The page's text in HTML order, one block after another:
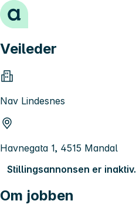
Hopp til innhold
Veileder
Nav Lindesnes
Havnegata 1, 4515 Mandal
Stillingsannonsen er inaktiv.
Om jobben